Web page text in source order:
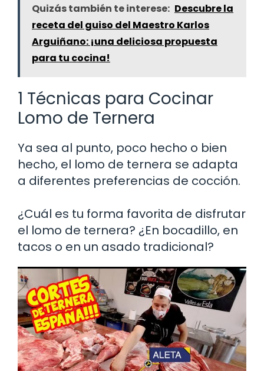
Quizás también te interese: Descubre la
receta del guiso del Maestro Karlos
Arguiñano: ¡una deliciosa propuesta
para tu cocina!
1 Técnicas para Cocinar
Lomo de Ternera
Ya sea al punto, poco hecho o bien
hecho, el lomo de ternera se adapta
a diferentes preferencias de cocción.
¿Cuál es tu forma favorita de disfrutar
el lomo de ternera? ¿En bocadillo, en
tacos o en un asado tradicional?